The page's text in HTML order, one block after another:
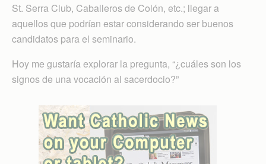
St. Serra Club, Caballeros de Colón, etc.; llegar a
aquellos que podrían estar considerando ser buenos
candidatos para el seminario.
Hoy me gustaría explorar la pregunta, “¿cuáles son los
signos de una vocación al sacerdocio?”